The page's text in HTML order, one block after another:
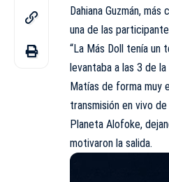
Dahiana Guzmán,
una de las
“La Más Doll tenía un
levantaba a las 3 de
Matías de forma muy
transmisión en vivo
Planeta Alofoke,
motivaron la salida.